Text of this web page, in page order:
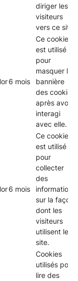
diriger les
visiteurs
vers ce site.
6 mois
Ce cookie
est utilisé
pour
masquer la
bannière
des cookies
après avoir
interagi
avec elle.
6 mois
Ce cookie
est utilisé
pour
collecter
des
informations
sur la façon
dont les
visiteurs
utilisent le
site.
Cookies
utilisés pour
lire des